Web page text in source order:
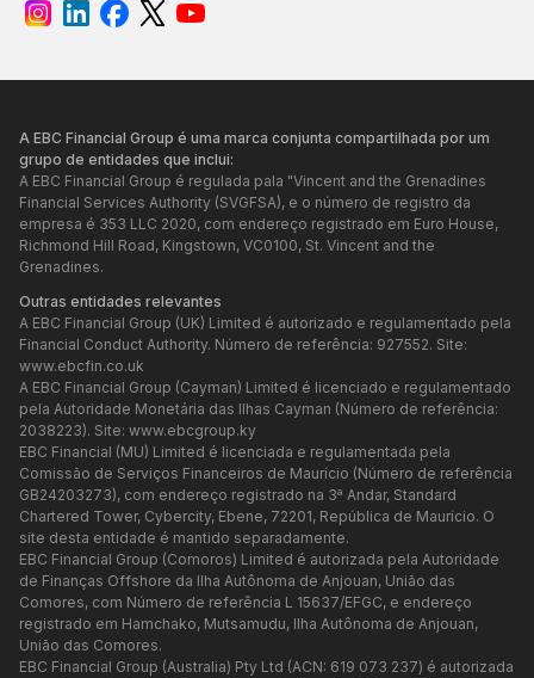
A EBC Financial Group é uma marca conjunta compartilhada por um
grupo de entidades que inclui:
A EBC Financial Group é regulada pala "Vincent and the Grenadines
Financial Services Authority (SVGFSA), e o número de registro da
empresa é 353 LLC 2020, com endereço registrado em Euro House,
Richmond Hill Road, Kingstown, VC0100, St. Vincent and the
Grenadines.
Outras entidades relevantes
A EBC Financial Group (UK) Limited é autorizado e regulamentado pela
Financial Conduct Authority. Número de referência: 927552. Site:
www.ebcfin.co.uk
A EBC Financial Group (Cayman) Limited é licenciado e regulamentado
pela Autoridade Monetária das Ilhas Cayman (Número de referência:
2038223). Site: www.ebcgroup.ky
EBC Financial (MU) Limited é licenciada e regulamentada pela
Comissão de Serviços Financeiros de Maurício (Número de referência
GB24203273), com endereço registrado na 3ª Andar, Standard
Chartered Tower, Cybercity, Ebene, 72201, República de Maurício. O
site desta entidade é mantido separadamente.
EBC Financial Group (Comoros) Limited é autorizada pela Autoridade
de Finanças Offshore da Ilha Autônoma de Anjouan, União das
Comores, com Número de referência L 15637/EFGC, e endereço
registrado em Hamchako, Mutsamudu, Ilha Autônoma de Anjouan,
União das Comores.
EBC Financial Group (Australia) Pty Ltd (ACN: 619 073 237) é autorizada